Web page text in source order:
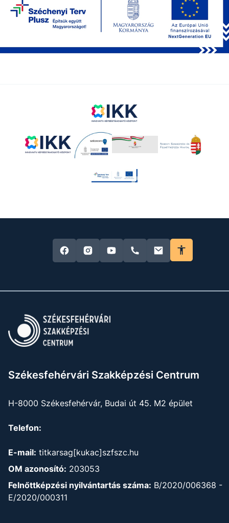
Székesfehérvári Szakképzési Centrum
H-8000 Székesfehérvár, Budai út 45. M2 épület
Telefon:
E-mail: titkarsag[kukac]szfszc.hu
OM azonosító: 203053
Felnőttképzési nyilvántartás száma: B/2020/006368 -
E/2020/000311